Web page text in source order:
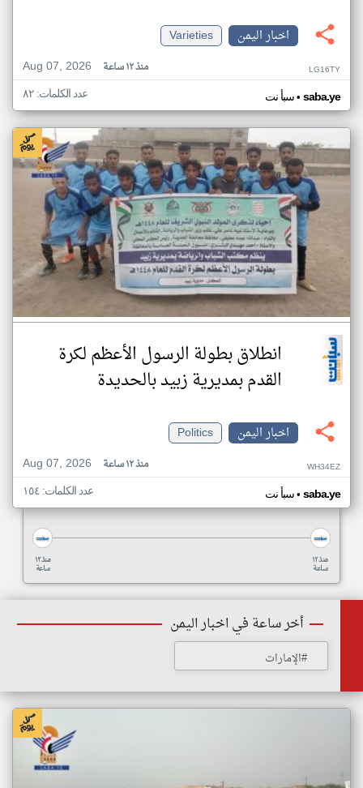
اخبار اليمن
Varieties
Aug 07, 2026
منذ ١٢ ساعة LG16TY
سبأ نت• saba.ye عدد الكلمات: ٨٢
انطلاق بطولة الرسول الأعظم لكرة
القدم بمديرية زبيد بالحديدة
اخبار اليمن
Politics
Aug 07, 2026
منذ ١٢ ساعة WH34EZ
سبأ نت• saba.ye عدد الكلمات: ١٥٤
منذ ١٢
ساعة
منذ ١٢
ساعة
أخر ساعة في اخبار اليمن
#الإمارات